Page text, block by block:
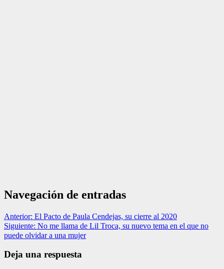
Navegación de entradas
Anterior: El Pacto de Paula Cendejas, su cierre al 2020
Siguiente: No me llama de Lil Troca, su nuevo tema en el que no
puede olvidar a una mujer
Deja una respuesta